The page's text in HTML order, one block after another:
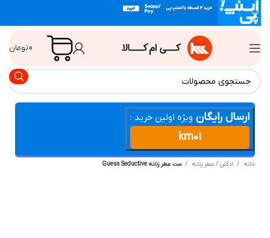
تومان
ارسال رایگان ویژه اولین خرید :
km01
ادکلن / عطر زنانه ست عطر زنانه Guess Seductive